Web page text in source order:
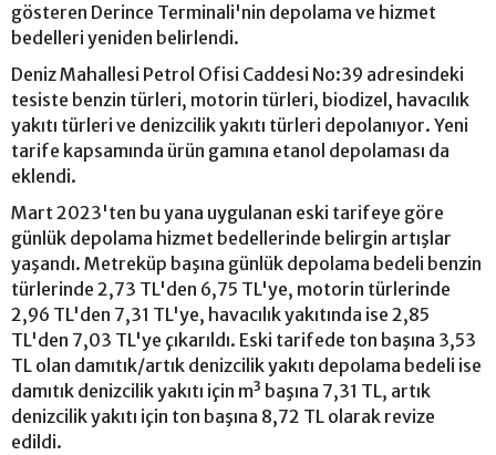
gösteren Derince Terminali'nin depolama ve hizmet
bedelleri yeniden belirlendi.
Deniz Mahallesi Petrol Ofisi Caddesi No:39 adresindeki
tesiste benzin türleri, motorin türleri, biodizel, havacılık
yakıtı türleri ve denizcilik yakıtı türleri depolanıyor. Yeni
tarife kapsamında ürün gamına etanol depolaması da
eklendi.
Mart 2023'ten bu yana uygulanan eski tarifeye göre
günlük depolama hizmet bedellerinde belirgin artışlar
yaşandı. Metreküp başına günlük depolama bedeli benzin
türlerinde 2,73 TL'den 6,75 TL'ye, motorin türlerinde
2,96 TL'den 7,31 TL'ye, havacılık yakıtında ise 2,85
TL'den 7,03 TL'ye çıkarıldı. Eski tarifede ton başına 3,53
TL olan damıtık/artık denizcilik yakıtı depolama bedeli ise
damıtık denizcilik yakıtı için m³ başına 7,31 TL, artık
denizcilik yakıtı için ton başına 8,72 TL olarak revize
edildi.